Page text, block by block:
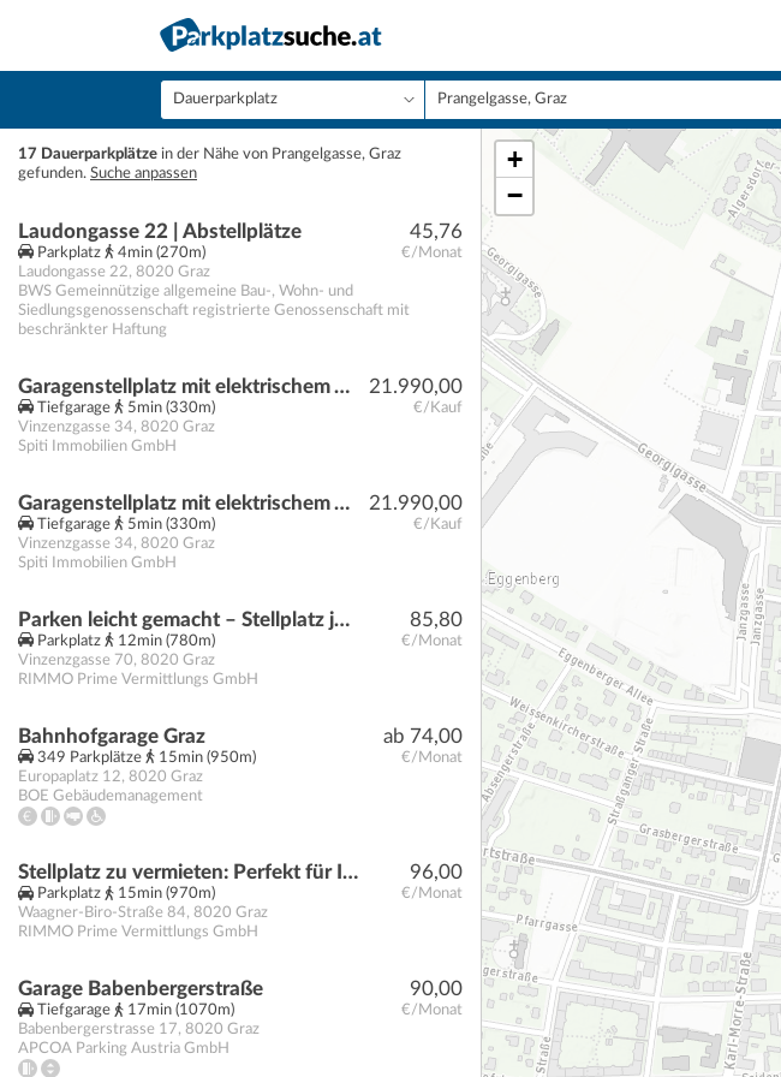
17 Dauerparkplätze in der Nähe von Prangelgasse, Graz
gefunden. Suche anpassen
45,76
€/Monat
Laudongasse 22 | Abstellplätze
Parkplatz
4min (270m)
Laudongasse 22, 8020 Graz
BWS Gemeinnützige allgemeine Bau-, Wohn- und
Siedlungsgenossenschaft registrierte Genossenschaft mit
beschränkter Haftung
21.990,00
€/Kauf
Garagenstellplatz mit elektrischem Tor – Vinzenzgasse 32-34
Tiefgarage
5min (330m)
Vinzenzgasse 34, 8020 Graz
Spiti Immobilien GmbH
21.990,00
€/Kauf
Garagenstellplatz mit elektrischem Tor – Vinzenzgasse 32-34
Tiefgarage
5min (330m)
Vinzenzgasse 34, 8020 Graz
Spiti Immobilien GmbH
85,80
€/Monat
Parken leicht gemacht – Stellplatz jetzt verfügbar!
Parkplatz
12min (780m)
Vinzenzgasse 70, 8020 Graz
RIMMO Prime Vermittlungs GmbH
ab 74,00
€/Monat
Bahnhofgarage Graz
349 Parkplätze
15min (950m)
Europaplatz 12, 8020 Graz
BOE Gebäudemanagement
96,00
€/Monat
Stellplatz zu vermieten: Perfekt für Ihr Fahrzeug!
Parkplatz
15min (970m)
Waagner-Biro-Straße 84, 8020 Graz
RIMMO Prime Vermittlungs GmbH
90,00
€/Monat
Garage Babenbergerstraße
Tiefgarage
17min (1070m)
Babenbergerstrasse 17, 8020 Graz
APCOA Parking Austria GmbH
+
−